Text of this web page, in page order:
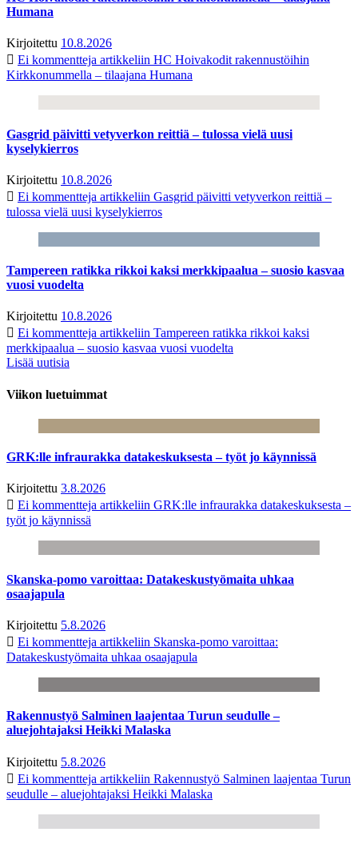
Humana
Kirjoitettu 10.8.2026
Ei kommentteja artikkeliin HC Hoivakodit rakennustöihin
Kirkkonummella – tilaajana Humana
Gasgrid päivitti vetyverkon reittiä – tulossa vielä uusi
kyselykierros
Kirjoitettu 10.8.2026
Ei kommentteja artikkeliin Gasgrid päivitti vetyverkon reittiä –
tulossa vielä uusi kyselykierros
Tampereen ratikka rikkoi kaksi merkkipaalua – suosio kasvaa
vuosi vuodelta
Kirjoitettu 10.8.2026
Ei kommentteja artikkeliin Tampereen ratikka rikkoi kaksi
merkkipaalua – suosio kasvaa vuosi vuodelta
Lisää uutisia
Viikon luetuimmat
GRK:lle infraurakka datakeskuksesta – työt jo käynnissä
Kirjoitettu 3.8.2026
Ei kommentteja artikkeliin GRK:lle infraurakka datakeskuksesta –
työt jo käynnissä
Skanska-pomo varoittaa: Datakeskustyömaita uhkaa
osaajapula
Kirjoitettu 5.8.2026
Ei kommentteja artikkeliin Skanska-pomo varoittaa:
Datakeskustyömaita uhkaa osaajapula
Rakennustyö Salminen laajentaa Turun seudulle –
aluejohtajaksi Heikki Malaska
Kirjoitettu 5.8.2026
Ei kommentteja artikkeliin Rakennustyö Salminen laajentaa Turun
seudulle – aluejohtajaksi Heikki Malaska